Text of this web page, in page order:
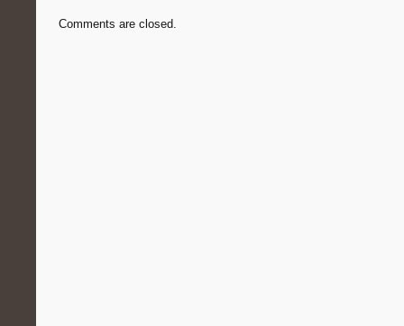
Comments are closed.